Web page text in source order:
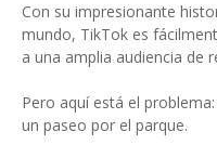
Con su impresionante
mundo, TikTok es
a una amplia audiencia de
Pero aquí está el
un paseo por el parque.